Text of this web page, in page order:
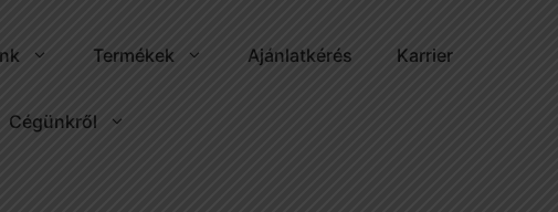
Termékek Ajánlatkérés Karrier
Cégünkről